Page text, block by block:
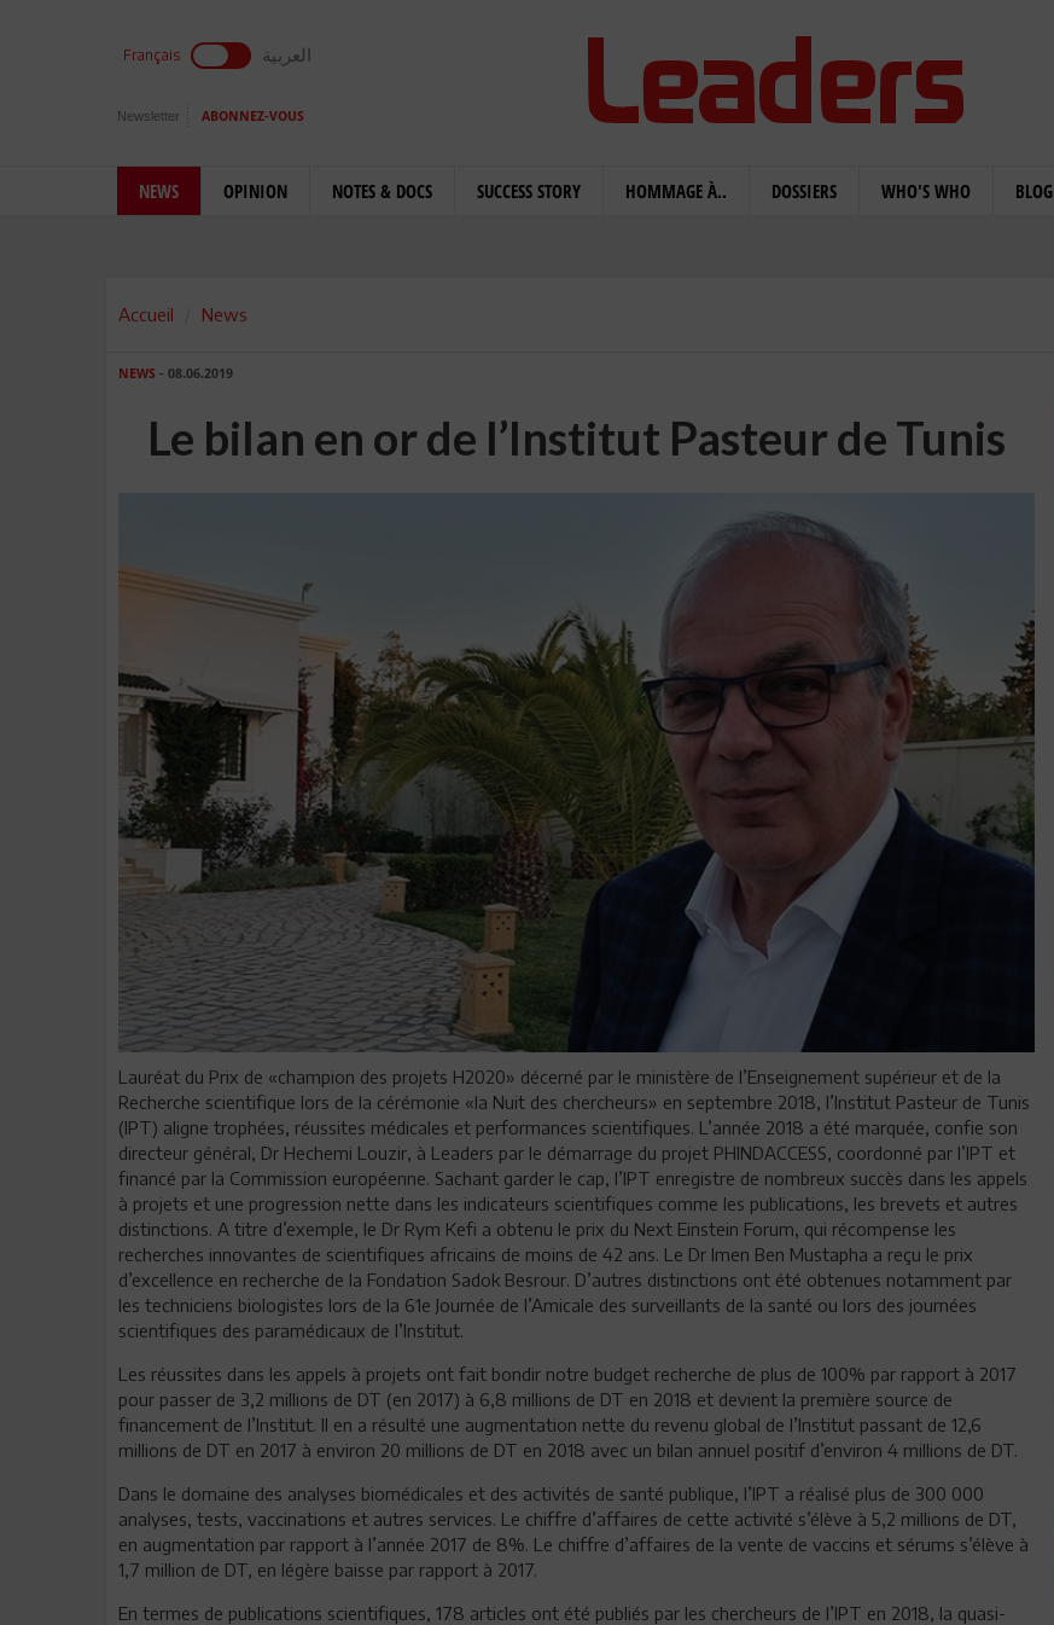
Français العربية
Newsletter ABONNEZ-VOUS
NEWS OPINION NOTES & DOCS SUCCESS STORY HOMMAGE À.. DOSSIERS WHO'S WHO BLOG
Accueil News
NEWS - 08.06.2019
Le bilan en or de l’Institut Pasteur de Tunis
Lauréat du Prix de «champion des projets H2020» décerné par le ministère de l’Enseignement supérieur et de la
Recherche scientifique lors de la cérémonie «la Nuit des chercheurs» en septembre 2018, l’Institut Pasteur de Tunis
(IPT) aligne trophées, réussites médicales et performances scientifiques. L’année 2018 a été marquée, confie son
directeur général, Dr Hechemi Louzir, à Leaders par le démarrage du projet PHINDACCESS, coordonné par l’IPT et
financé par la Commission européenne. Sachant garder le cap, l’IPT enregistre de nombreux succès dans les appels
à projets et une progression nette dans les indicateurs scientifiques comme les publications, les brevets et autres
distinctions. A titre d’exemple, le Dr Rym Kefi a obtenu le prix du Next Einstein Forum, qui récompense les
recherches innovantes de scientifiques africains de moins de 42 ans. Le Dr Imen Ben Mustapha a reçu le prix
d’excellence en recherche de la Fondation Sadok Besrour. D’autres distinctions ont été obtenues notamment par
les techniciens biologistes lors de la 61e Journée de l’Amicale des surveillants de la santé ou lors des journées
scientifiques des paramédicaux de l’Institut.
Les réussites dans les appels à projets ont fait bondir notre budget recherche de plus de 100% par rapport à 2017
pour passer de 3,2 millions de DT (en 2017) à 6,8 millions de DT en 2018 et devient la première source de
financement de l’Institut. Il en a résulté une augmentation nette du revenu global de l’Institut passant de 12,6
millions de DT en 2017 à environ 20 millions de DT en 2018 avec un bilan annuel positif d’environ 4 millions de DT.
Dans le domaine des analyses biomédicales et des activités de santé publique, l’IPT a réalisé plus de 300 000
analyses, tests, vaccinations et autres services. Le chiffre d’affaires de cette activité s’élève à 5,2 millions de DT,
en augmentation par rapport à l’année 2017 de 8%. Le chiffre d’affaires de la vente de vaccins et sérums s’élève à
1,7 million de DT, en légère baisse par rapport à 2017.
En termes de publications scientifiques, 178 articles ont été publiés par les chercheurs de l’IPT en 2018, la quasi-